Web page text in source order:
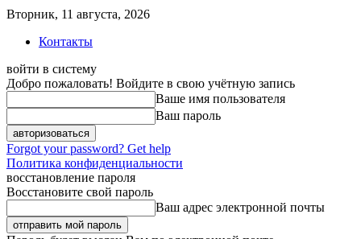
Вторник, 11 августа, 2026
Контакты
войти в систему
Добро пожаловать! Войдите в свою учётную запись
Ваше имя пользователя
Ваш пароль
Forgot your password? Get help
Политика конфиденциальности
восстановление пароля
Восстановите свой пароль
Ваш адрес электронной почты